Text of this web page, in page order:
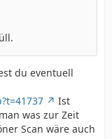
du eventuell
Ist
was zur Zeit
Scan wäre auch